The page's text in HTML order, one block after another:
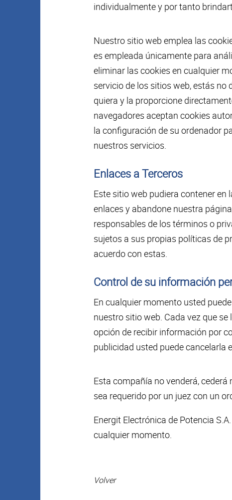
individualmente y por tanto
Nuestro sitio web emplea las
es empleada únicamente para
eliminar las cookies en cualquier
servicio de los sitios web, estás no
quiera y la proporcione
navegadores aceptan cookies
la configuración de su ordenador
nuestros servicios.
Enlaces a Terceros
Este sitio web pudiera contener en
enlaces y abandone nuestra
responsables de los términos o
sujetos a sus propias políticas de
acuerdo con estas.
Control de su información
En cualquier momento usted
nuestro sitio web. Cada vez que
opción de recibir información por
publicidad usted puede cancelarla
Esta compañía no venderá,
sea requerido por un juez con un
Energit Electrónica de Potencia
cualquier momento.
Volver